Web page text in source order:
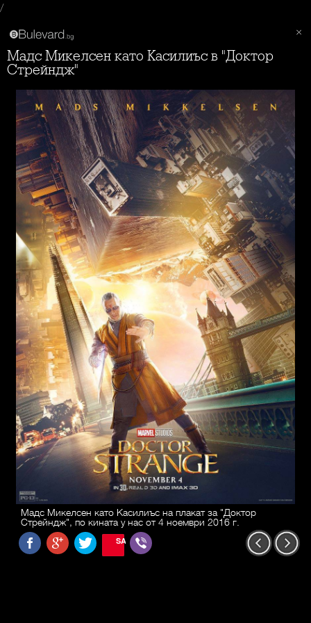
/
Мадс Микелсен като Касилиъс в "Доктор
Стрейндж"
Мадс Микелсен като Касилиъс на плакат за "Доктор
Стрейндж", по кината у нас от 4 ноември 2016 г.
SAVE